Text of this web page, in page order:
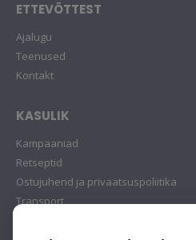
ETTEVÕTTEST
Ajalugu
Teenused
Kontakt
KASULIK
Kampaaniad
Retseptid
Ostujuhend ja privaatsuspoliitika
Transport